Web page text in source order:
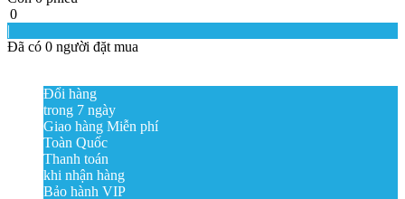
0
|
Đã có 0 người đặt mua
Đổi hàng
trong 7 ngày
Giao hàng Miễn phí
Toàn Quốc
Thanh toán
khi nhận hàng
Bảo hành VIP